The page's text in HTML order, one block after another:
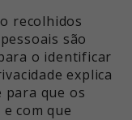
recolhidos
são
o identificar
explica
para que os
com que